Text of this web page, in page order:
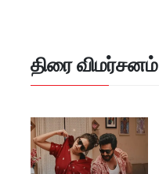
திரை விமர்சனம்